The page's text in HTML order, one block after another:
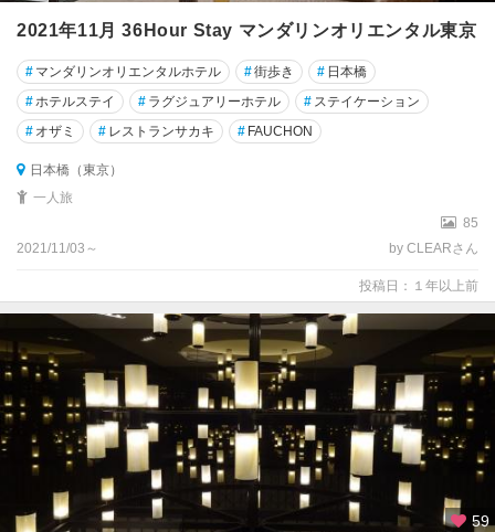
2021年11月 36Hour Stay マンダリンオリエンタル東京
# マンダリンオリエンタルホテル #街歩き # 日本橋
#ホテルステイ # ラグジュアリーホテル # ステイケーション
# オザミ # レストランサカキ # FAUCHON
日本橋（東京）
一人旅
85
2021/11/03～
by CLEARさん
投稿日：１年以上前
59